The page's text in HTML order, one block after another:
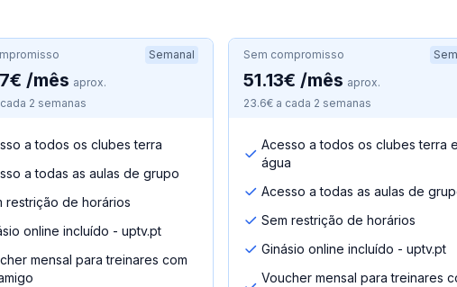
Semanal
/mês aprox.
2 semanas
a todos os clubes terra
a todas as aulas de grupo
restrição de horários
online incluído - uptv.pt
mensal para treinares com
Sem compromisso
51.13€ /mês aprox.
23.6€ a cada 2 semanas
Acesso a todos os clubes terra e
água
Acesso a todas as aulas de
Sem restrição de horários
Ginásio online incluído - uptv.pt
Voucher mensal para treinares